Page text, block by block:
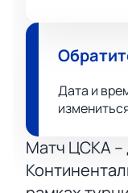
Дата и
Матч ЦСКА